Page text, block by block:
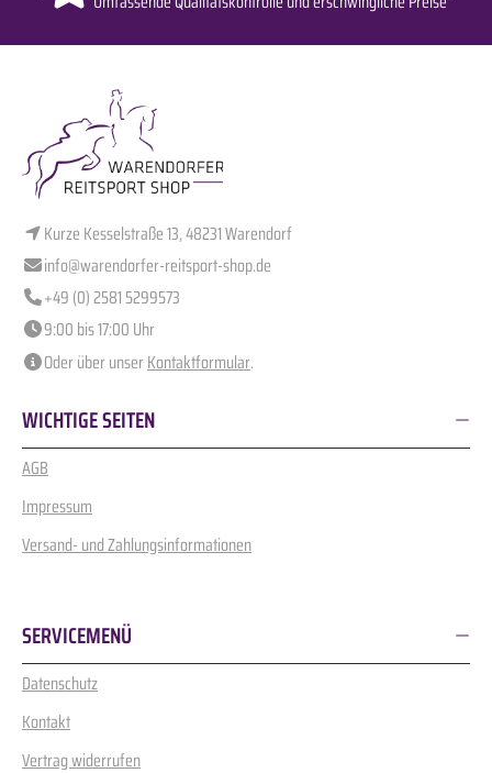
Kurze Kesselstraße 13, 48231 Warendorf
info@warendorfer-reitsport-shop.de
+49 (0) 2581 5299573
9:00 bis 17:00 Uhr
Oder über unserKontaktformular.
WICHTIGE SEITEN
AGB
Impressum
Versand- und Zahlungsinformationen
SERVICEMENÜ
Datenschutz
Kontakt
Vertrag widerrufen